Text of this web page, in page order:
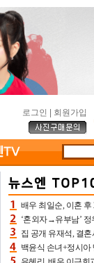
로그인 회원가입